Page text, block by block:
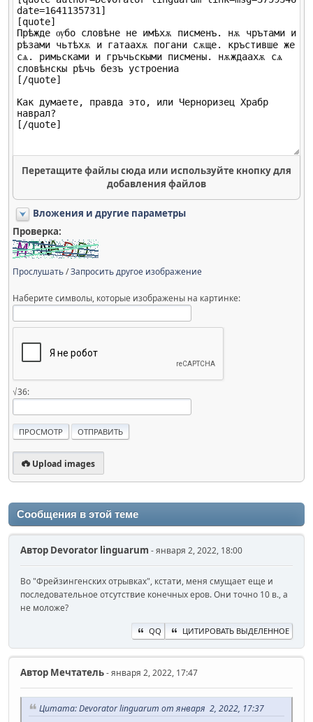
Перетащите файлы сюда или используйте кнопку для
добавления файлов
Вложения и другие параметры
Проверка:
Прослушать/Запросить другое изображение
Наберите символы, которые изображены на картинке:
√36:
Upload images
Сообщения в этой теме
Автор Devorator linguarum - января 2, 2022, 18:00
Во "Фрейзингенских отрывках", кстати, меня смущает еще и
последовательное отсутствие конечных еров. Они точно 10 в., а
не моложе?
QQ ЦИТИРОВАТЬ ВЫДЕЛЕННОЕ
Автор Мечтатель- января 2, 2022, 17:47
Цитата: Devorator linguarum от января 2, 2022, 17:37